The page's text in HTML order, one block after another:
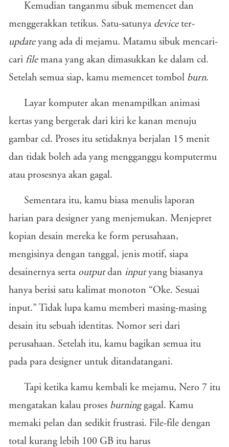
Kemudian tanganmu sibuk memencet dan
menggerakkan tetikus. Satu-satunya deviceter-
updateyang ada di mejamu. Matamu sibuk mencari-
cari filemana yang akan dimasukkan ke dalam cd.
Setelah semua siap, kamu memencet tombol burn.
Layar komputer akan menampilkan animasi
kertas yang bergerak dari kiri ke kanan menuju
gambar cd. Proses itu setidaknya berjalan 15 menit
dan tidak boleh ada yang mengganggu komputermu
atau prosesnya akan gagal.
Sementara itu, kamu biasa menulis laporan
harian para designer yang menjemukan. Menjepret
kopian desain mereka ke form perusahaan,
mengisinya dengan tanggal, jenis motif, siapa
desainernya serta outputdan inputyang biasanya
hanya berisi satu kalimat monoton “Oke. Sesuai
input.” Tidak lupa kamu memberi masing-masing
desain itu sebuah identitas. Nomor seri dari
perusahaan. Setelah itu, kamu bagikan semua itu
pada para designer untuk ditandatangani.
Tapi ketika kamu kembali ke mejamu, Nero 7 itu
mengatakan kalau proses burninggagal. Kamu
memaki pelan dan sedikit frustrasi. File-file dengan
total kurang lebih 100 GB itu harus